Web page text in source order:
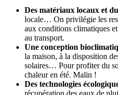
Des matériaux locaux et
locale… On privilégie les
aux conditions climatiques
au transport.
Une conception
la maison, à la disposition
solaires… Pour profiter du
chaleur en été. Malin !
Des technologies
récupération des eaux de